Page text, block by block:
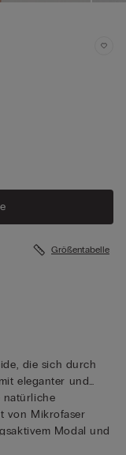
Größentabelle
die sich durch
eleganter und
natürliche
von Mikrofaser
Modal und
höchsten